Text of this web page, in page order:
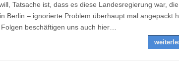
Tatsache ist, dass es diese Landesregierung war,
Berlin – ignorierte Problem überhaupt mal angepackt
beschäftigen uns auch hier…